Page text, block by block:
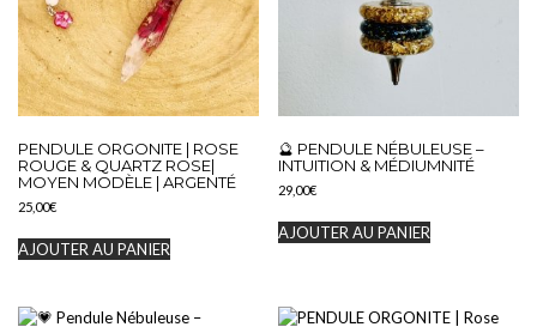
PENDULE ORGONITE | ROSE
ROUGE & QUARTZ ROSE|
MOYEN MODÈLE | ARGENTÉ
25,00€
AJOUTER AU PANIER
🔮 PENDULE NÉBULEUSE –
INTUITION & MÉDIUMNITÉ
29,00€
AJOUTER AU PANIER